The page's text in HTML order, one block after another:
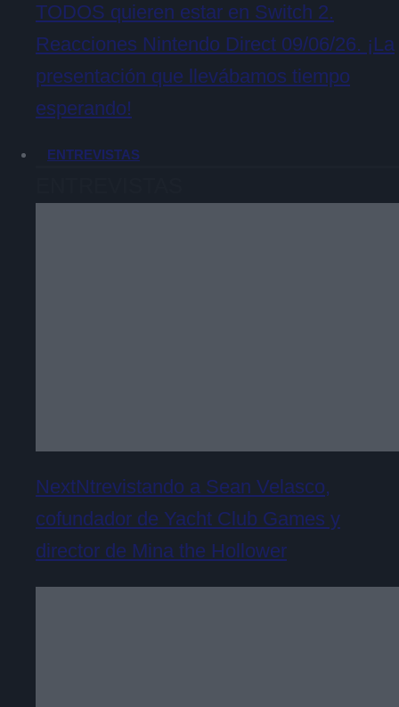
TODOS quieren estar en Switch 2.
Reacciones Nintendo Direct 09/06/26. ¡La
presentación que llevábamos tiempo
esperando!
ENTREVISTAS
NextNtrevistando a Sean Velasco,
cofundador de Yacht Club Games y
director de Mina the Hollower